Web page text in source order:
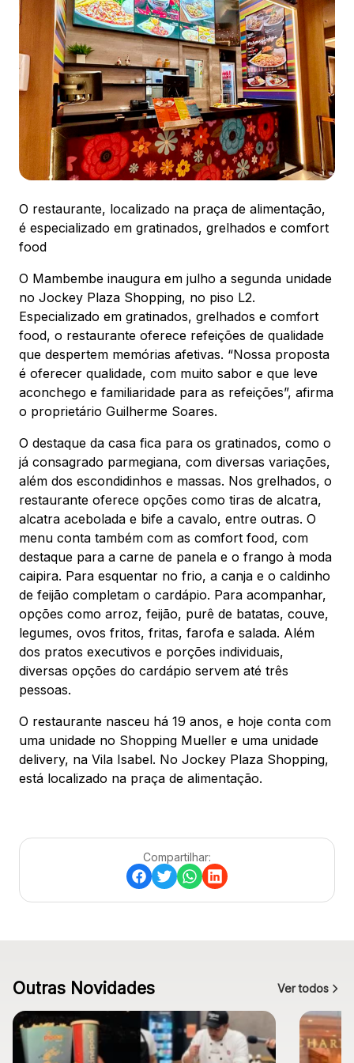
Ver local
Chamar Uber
CONTATO
(41) 3216-1600
WhatsApp
Comodidades Eventos Cinema
Mapa Virtual
O restaurante, localizado na praça de alimentação,
é especializado em gratinados, grelhados e comfort
food
O Mambembe inaugura em julho a segunda unidade
no Jockey Plaza Shopping, no piso L2.
Especializado em gratinados, grelhados e comfort
food, o restaurante oferece refeições de qualidade
que despertem memórias afetivas. “Nossa proposta
é oferecer qualidade, com muito sabor e que leve
aconchego e familiaridade para as refeições”, afirma
o proprietário Guilherme Soares.
O destaque da casa fica para os gratinados, como o
já consagrado parmegiana, com diversas variações,
além dos escondidinhos e massas. Nos grelhados, o
restaurante oferece opções como tiras de alcatra,
alcatra acebolada e bife a cavalo, entre outras. O
menu conta também com as comfort food, com
destaque para a carne de panela e o frango à moda
caipira. Para esquentar no frio, a canja e o caldinho
de feijão completam o cardápio. Para acompanhar,
opções como arroz, feijão, purê de batatas, couve,
legumes, ovos fritos, fritas, farofa e salada. Além
dos pratos executivos e porções individuais,
diversas opções do cardápio servem até três
pessoas.
O restaurante nasceu há 19 anos, e hoje conta com
uma unidade no Shopping Mueller e uma unidade
delivery, na Vila Isabel. No Jockey Plaza Shopping,
está localizado na praça de alimentação.
Compartilhar:
Outras Novidades Ver todos